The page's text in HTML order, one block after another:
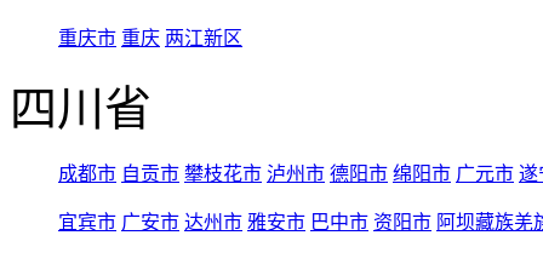
重庆市 重庆 两江新区
四川省
成都市 自贡市 攀枝花市 泸州市 德阳市 绵阳市 广元市 遂
宜宾市 广安市 达州市 雅安市 巴中市 资阳市 阿坝藏族羌